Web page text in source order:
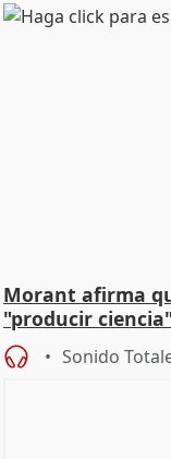
Morant afirma
"producir
Sonido